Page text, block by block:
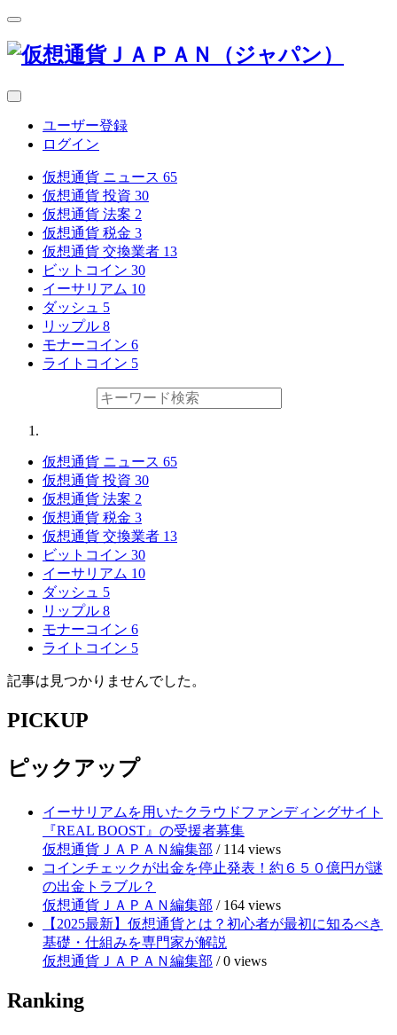
ユーザー登録
ログイン
仮想通貨 ニュース 65
仮想通貨 投資 30
仮想通貨 法案 2
仮想通貨 税金 3
仮想通貨 交換業者 13
ビットコイン 30
イーサリアム 10
ダッシュ 5
リップル 8
モナーコイン 6
ライトコイン 5
仮想通貨 ニュース 65
仮想通貨 投資 30
仮想通貨 法案 2
仮想通貨 税金 3
仮想通貨 交換業者 13
ビットコイン 30
イーサリアム 10
ダッシュ 5
リップル 8
モナーコイン 6
ライトコイン 5
記事は見つかりませんでした。
PICKUP
ピックアップ
イーサリアムを用いたクラウドファンディングサイト
『REAL BOOST』の受援者募集
仮想通貨ＪＡＰＡＮ編集部 / 114 views
コインチェックが出金を停止発表！約６５０億円が謎
の出金トラブル？
仮想通貨ＪＡＰＡＮ編集部 / 164 views
【2025最新】仮想通貨とは？初心者が最初に知るべき
基礎・仕組みを専門家が解説
仮想通貨ＪＡＰＡＮ編集部 /0 views
Ranking